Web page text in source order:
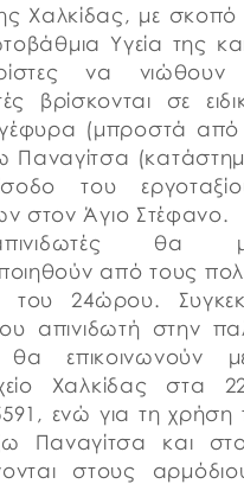
Χαλκίδας, με σκοπό
Υγεία της
να νιώθουν
βρίσκονται σε
(μπροστά από
Παναγίτσα
του
στον Άγιο Στέφανο.
θα
από τους
του 24ώρου.
απινιδωτή στην
θα επικοινωνούν
Χαλκίδας στα
ενώ για τη χρήση
Παναγίτσα και
στους